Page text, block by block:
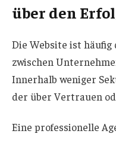
über den
Die Website ist
zwischen
Innerhalb weniger
der über Vertrauen
Eine professionelle